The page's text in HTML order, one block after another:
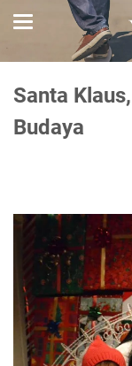
Santa
Budaya